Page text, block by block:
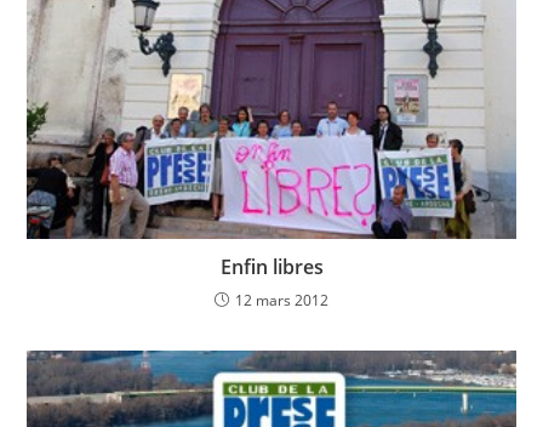
Enfin libres
12 mars 2012